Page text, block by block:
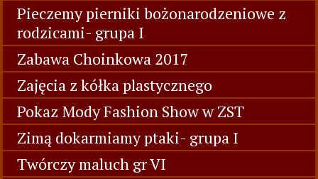
Pieczemy pierniki bożonarodzeniowe z
rodzicami- grupa I
Zabawa Choinkowa 2017
Zajęcia z kółka plastycznego
Pokaz Mody Fashion Show w ZST
Zimą dokarmiamy ptaki- grupa I
Twórczy maluch gr VI